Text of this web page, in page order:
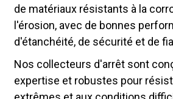
de matériaux résistants à la
l'érosion, avec de bonnes
d'étanchéité, de sécurité et de
Nos collecteurs d'arrêt sont
expertise et robustes pour